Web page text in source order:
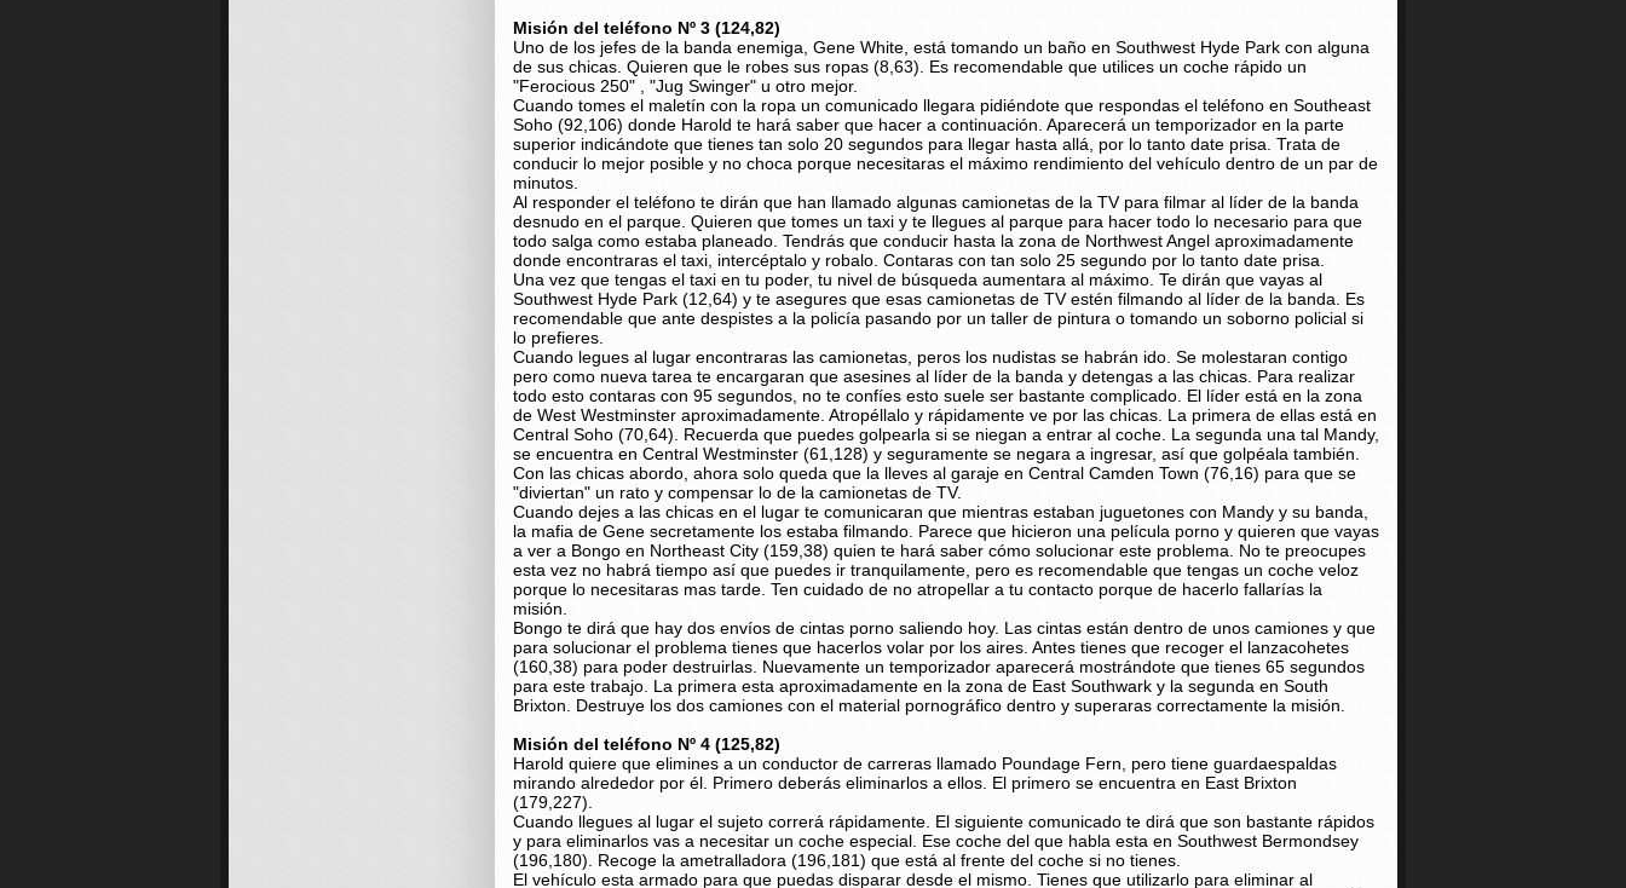
Misión del teléfono Nº 3 (124,82)
Uno de los jefes de la banda enemiga, Gene White, está tomando un baño en Southwest Hyde Park con alguna
de sus chicas. Quieren que le robes sus ropas (8,63). Es recomendable que utilices un coche rápido un
"Ferocious 250" , "Jug Swinger" u otro mejor.
Cuando tomes el maletín con la ropa un comunicado llegara pidiéndote que respondas el teléfono en Southeast
Soho (92,106) donde Harold te hará saber que hacer a continuación. Aparecerá un temporizador en la parte
superior indicándote que tienes tan solo 20 segundos para llegar hasta allá, por lo tanto date prisa. Trata de
conducir lo mejor posible y no choca porque necesitaras el máximo rendimiento del vehículo dentro de un par de
minutos.
Al responder el teléfono te dirán que han llamado algunas camionetas de la TV para filmar al líder de la banda
desnudo en el parque. Quieren que tomes un taxi y te llegues al parque para hacer todo lo necesario para que
todo salga como estaba planeado. Tendrás que conducir hasta la zona de Northwest Angel aproximadamente
donde encontraras el taxi, intercéptalo y robalo. Contaras con tan solo 25 segundo por lo tanto date prisa.
Una vez que tengas el taxi en tu poder, tu nivel de búsqueda aumentara al máximo. Te dirán que vayas al
Southwest Hyde Park (12,64) y te asegures que esas camionetas de TV estén filmando al líder de la banda. Es
recomendable que ante despistes a la policía pasando por un taller de pintura o tomando un soborno policial si
lo prefieres.
Cuando legues al lugar encontraras las camionetas, peros los nudistas se habrán ido. Se molestaran contigo
pero como nueva tarea te encargaran que asesines al líder de la banda y detengas a las chicas. Para realizar
todo esto contaras con 95 segundos, no te confíes esto suele ser bastante complicado. El líder está en la zona
de West Westminster aproximadamente. Atropéllalo y rápidamente ve por las chicas. La primera de ellas está en
Central Soho (70,64). Recuerda que puedes golpearla si se niegan a entrar al coche. La segunda una tal Mandy,
se encuentra en Central Westminster (61,128) y seguramente se negara a ingresar, así que golpéala también.
Con las chicas abordo, ahora solo queda que la lleves al garaje en Central Camden Town (76,16) para que se
"diviertan" un rato y compensar lo de la camionetas de TV.
Cuando dejes a las chicas en el lugar te comunicaran que mientras estaban juguetones con Mandy y su banda,
la mafia de Gene secretamente los estaba filmando. Parece que hicieron una película porno y quieren que vayas
a ver a Bongo en Northeast City (159,38) quien te hará saber cómo solucionar este problema. No te preocupes
esta vez no habrá tiempo así que puedes ir tranquilamente, pero es recomendable que tengas un coche veloz
porque lo necesitaras mas tarde. Ten cuidado de no atropellar a tu contacto porque de hacerlo fallarías la
misión.
Bongo te dirá que hay dos envíos de cintas porno saliendo hoy. Las cintas están dentro de unos camiones y que
para solucionar el problema tienes que hacerlos volar por los aires. Antes tienes que recoger el lanzacohetes
(160,38) para poder destruirlas. Nuevamente un temporizador aparecerá mostrándote que tienes 65 segundos
para este trabajo. La primera esta aproximadamente en la zona de East Southwark y la segunda en South
Brixton. Destruye los dos camiones con el material pornográfico dentro y superaras correctamente la misión.
Misión del teléfono Nº 4 (125,82)
Harold quiere que elimines a un conductor de carreras llamado Poundage Fern, pero tiene guardaespaldas
mirando alrededor por él. Primero deberás eliminarlos a ellos. El primero se encuentra en East Brixton
(179,227).
Cuando llegues al lugar el sujeto correrá rápidamente. El siguiente comunicado te dirá que son bastante rápidos
y para eliminarlos vas a necesitar un coche especial. Ese coche del que habla esta en Southwest Bermondsey
(196,180). Recoge la ametralladora (196,181) que está al frente del coche si no tienes.
El vehículo esta armado para que puedas disparar desde el mismo. Tienes que utilizarlo para eliminar al